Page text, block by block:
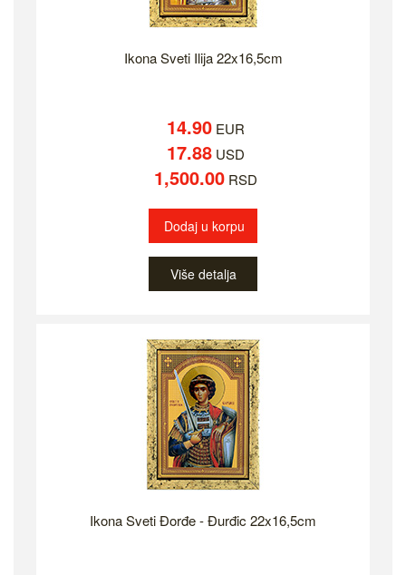
Ikona Sveti Ilija 22x16,5cm
14.90EUR
17.88USD
1,500.00RSD
Dodaj u korpu
Više detalja
Ikona Sveti Đorđe - Đurđic 22x16,5cm